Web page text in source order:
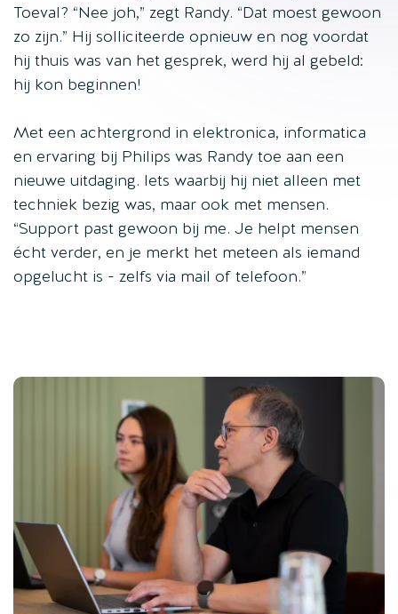
Toeval? “Nee joh,” zegt Randy. “Dat moest gewoon
zo zijn.” Hij solliciteerde opnieuw en nog voordat
hij thuis was van het gesprek, werd hij al gebeld:
hij kon beginnen!
Met een achtergrond in elektronica, informatica
en ervaring bij Philips was Randy toe aan een
nieuwe uitdaging. Iets waarbij hij niet alleen met
techniek bezig was, maar ook met mensen.
“Support past gewoon bij me. Je helpt mensen
écht verder, en je merkt het meteen als iemand
opgelucht is - zelfs via mail of telefoon.”